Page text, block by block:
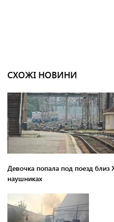
СХОЖІ НОВИНИ
Девочка попала под поезд
наушниках